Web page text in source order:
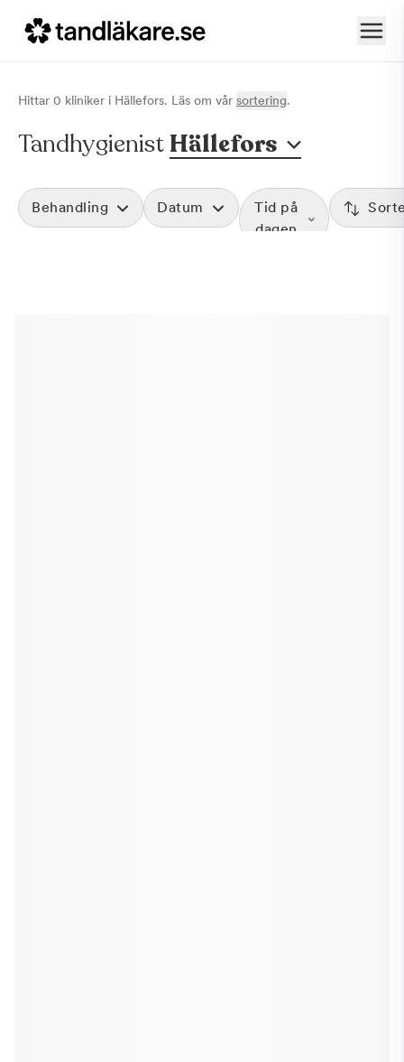
Hittar 0 kliniker i Hällefors. Läs om vår sortering.
Tandhygienist Hällefors
Behandling Datum
Tid på
dagen